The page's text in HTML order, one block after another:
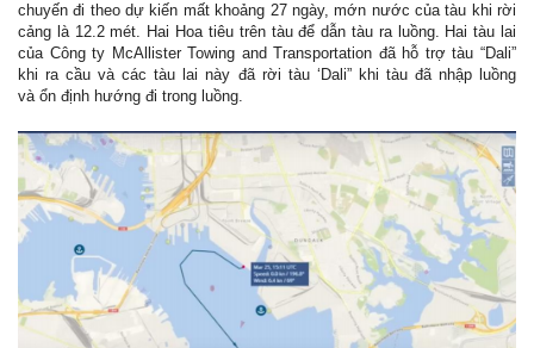
chuyến đi theo dự kiến mất khoảng 27 ngày, mớn nước của tàu khi rời
cảng là 12.2 mét. Hai Hoa tiêu trên tàu để dẫn tàu ra luồng. Hai tàu lai
của Công ty McAllister Towing and Transportation đã hỗ trợ tàu “Dali”
khi ra cầu và các tàu lai này đã rời tàu ‘Dali” khi tàu đã nhập luồng
và ổn định hướng đi trong luồng.